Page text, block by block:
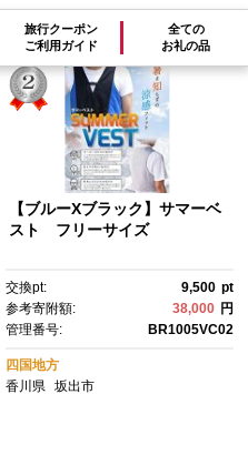
旅行クーポン
ご利用ガイド
全ての
お礼の品
|人気ランキング順
【ブルーXブラック】サマーベ
スト フリーサイズ
交換pt: 9,500 pt
参考寄附額:
38,000 円
管理番号:
BR1005VC02
四国地方
香川県 坂出市